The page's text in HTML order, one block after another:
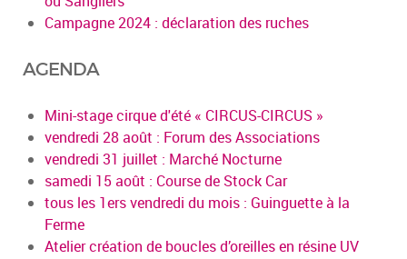
Campagne 2024 : déclaration des ruches
AGENDA
Mini-stage cirque d'été « CIRCUS-CIRCUS »
vendredi 28 août : Forum des Associations
vendredi 31 juillet : Marché Nocturne
samedi 15 août : Course de Stock Car
tous les 1ers vendredi du mois : Guinguette à la
Ferme
Atelier création de boucles d’oreilles en résine UV